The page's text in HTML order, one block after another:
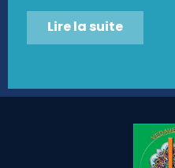
Lire la suite